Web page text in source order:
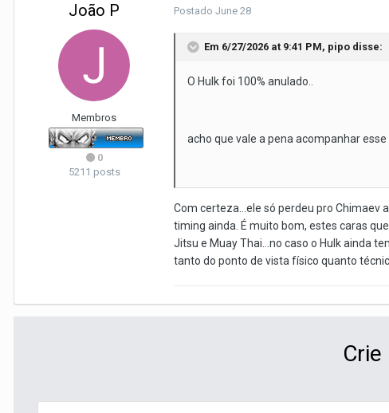
João P
Membros
0
5211 posts
Postado June 28
Em 6/27/2026 at 9:41 PM, pipo disse:
O Hulk foi 100% anulado..
acho que vale a pena acompanhar
Com certeza...ele só perdeu pro Chimaev
timing ainda. É muito bom, estes caras
Jitsu e Muay Thai...no caso o Hulk ainda
tanto do ponto de vista físico quanto